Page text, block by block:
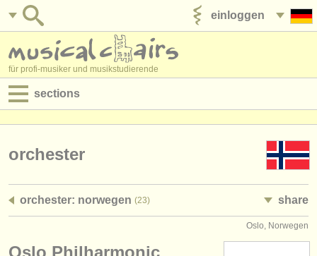
einloggen
für profi-musiker und musikstudierende
sections
jobs - verwaltung
orchester
orchester: norwegen (23) share
Oslo, Norwegen
Oslo Philharmonic